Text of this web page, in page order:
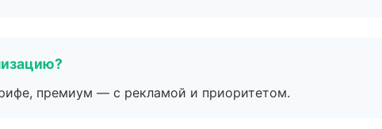
премиум — с рекламой и приоритетом.